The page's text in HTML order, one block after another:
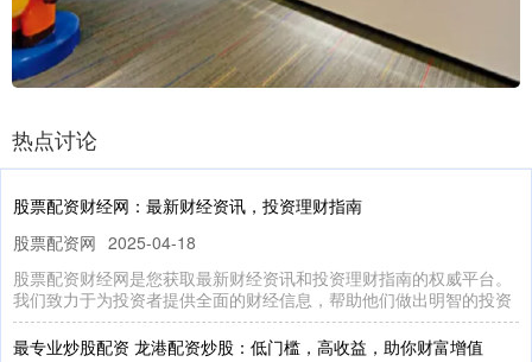
热点讨论
股票配资财经网：最新财经资讯，投资理财指南
股票配资网 2025-04-18
股票配资财经网是您获取最新财经资讯和投资理财指南的权威平台。
我们致力于为投资者提供全面的财经信息，帮助他们做出明智的投资
最专业炒股配资 龙港配资炒股：低门槛，高收益，助你财富增值